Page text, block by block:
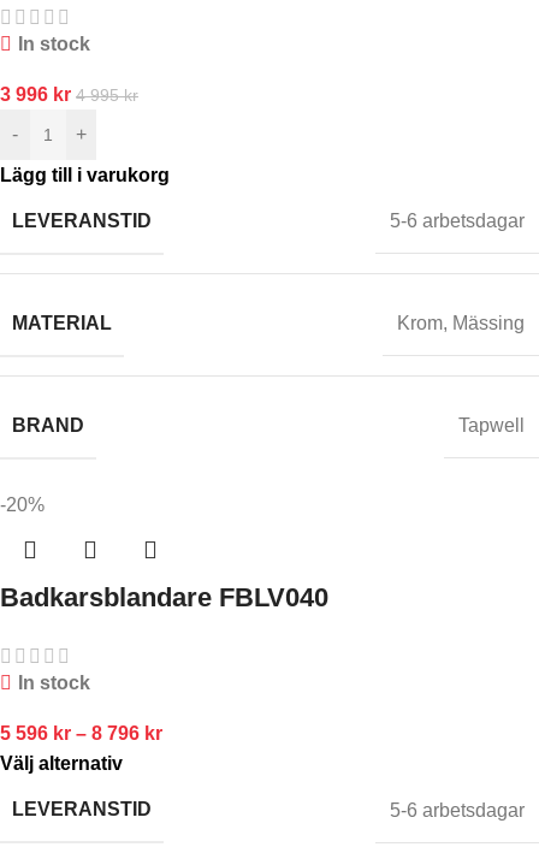
In stock
3 996 kr 4 995kr
-
+
Lägg till i varukorg
LEVERANSTID 5-6 arbetsdagar
MATERIAL Krom, Mässing
BRAND Tapwell
-20%
Badkarsblandare FBLV040
In stock
5 596 kr – 8 796 kr
Välj alternativ
LEVERANSTID 5-6 arbetsdagar